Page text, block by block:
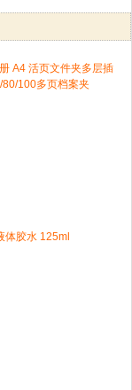
A4 活页文件夹多层插
100多页档案夹
体胶水 125ml